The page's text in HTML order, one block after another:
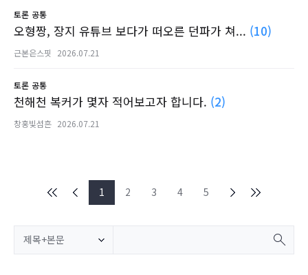
토론 공통
오형짱, 장지 유튜브 보다가 떠오른 던파가 쳐... (10)
근본은스핏 2026.07.21
토론 공통
천해천 복커가 몇자 적어보고자 합니다. (2)
창홍빛섬흔 2026.07.21
1 2 3 4 5
제목+본문